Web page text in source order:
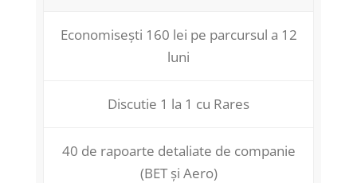
Economisești 160 lei pe parcursul a 12
luni
Discutie 1 la 1 cu Rares
40 de rapoarte detaliate de companie
(BET și Aero)